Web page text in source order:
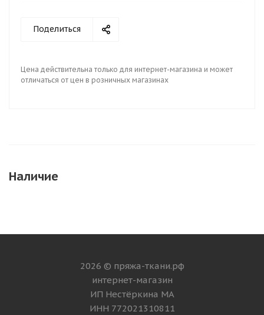
Поделиться
Цена действительна только для интернет-магазина и может
отличаться от цен в розничных магазинах
Наличие
2026 © пряжа-ткани.рф
интернет-магазин
ИП Нестёркина МА
ИНН 772021310811